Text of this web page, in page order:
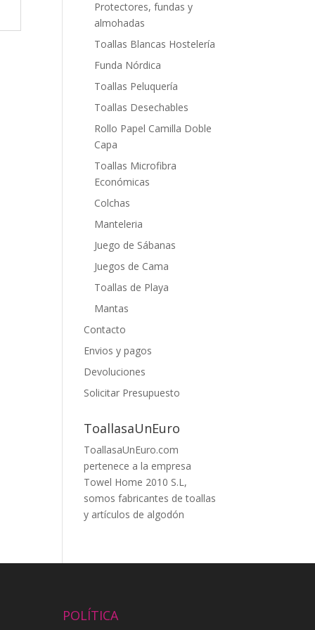
Protectores, fundas y
almohadas
Toallas Blancas Hostelería
Funda Nórdica
Toallas Peluquería
Toallas Desechables
Rollo Papel Camilla Doble
Capa
Toallas Microfibra
Económicas
Colchas
Manteleria
Juego de Sábanas
Juegos de Cama
Toallas de Playa
Mantas
Contacto
Envios y pagos
Devoluciones
Solicitar Presupuesto
ToallasaUnEuro
ToallasaUnEuro.com
pertenece a la empresa
Towel Home 2010 S.L,
somos fabricantes de toallas
y artículos de algodón
POLÍTICA